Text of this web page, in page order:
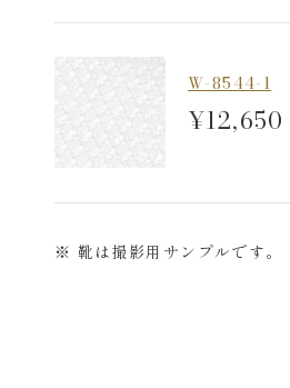
W-8544-1
¥12,650
※ 靴は撮影用サンプルです。